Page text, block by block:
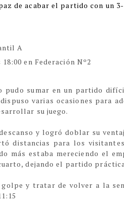
de acabar el partido con un
A
en Federación Nº2
sumar en un partido
varias ocasiones para
su juego.
y logró doblar su
distancias para los
más estaba mereciendo el
dejando el partido
golpe y tratar de volver a la